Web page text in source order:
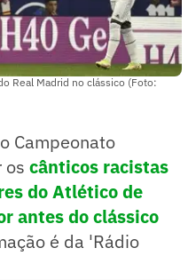
Real Madrid no clássico (Foto:
Campeonato
os cânticos racistas
do Atlético de
antes do clássico
é da 'Rádio